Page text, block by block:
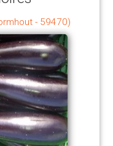
- 59470)